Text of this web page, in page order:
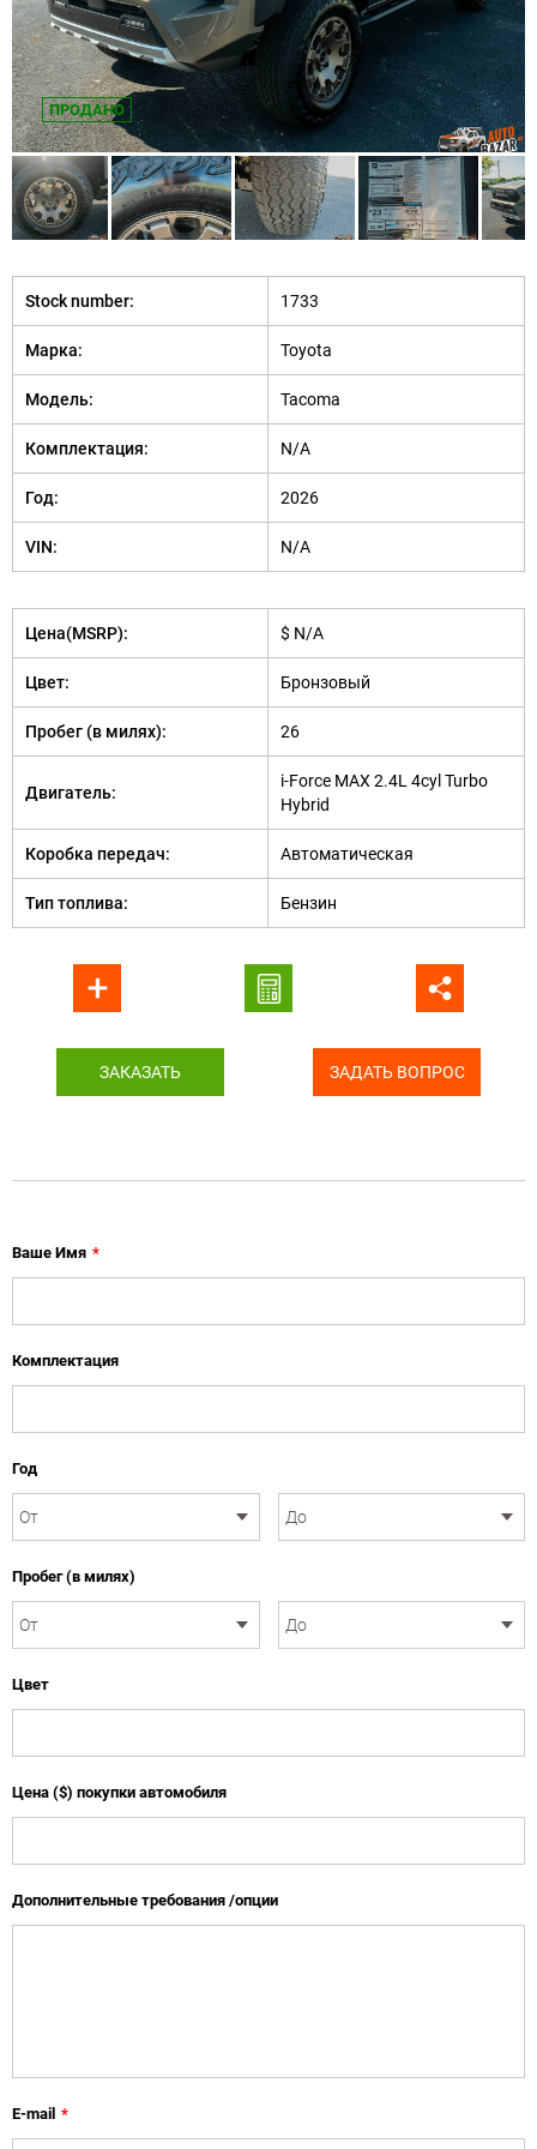
ПРОДАНО
Stock number: 1733
Марка: Toyota
Модель: Tacoma
Комплектация: N/A
Год: 2026
VIN: N/A
Цена(MSRP): $ N/A
Цвет: Бронзовый
Пробег (в милях): 26
Двигатель:
i-Force MAX 2.4L 4cyl Turbo
Hybrid
Коробка передач: Автоматическая
Тип топлива: Бензин
ЗАКАЗАТЬ ЗАДАТЬ ВОПРОС
Ваше Имя *
Комплектация
Год
Пробег (в милях)
Цвет
Цена ($) покупки автомобиля
Дополнительные требования /опции
E-mail *